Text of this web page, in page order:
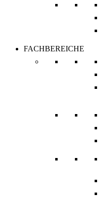
FACHBEREICHE